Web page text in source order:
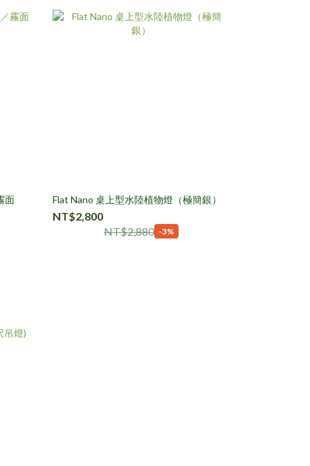
面 Flat Nano 桌上型水陸植物燈（極簡銀）
NT$2,800
NT$2,880 -3%